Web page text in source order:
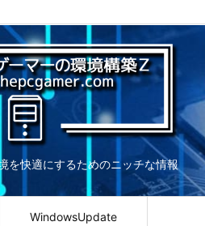
を快適にするためのニッチな情報
WindowsUpdate